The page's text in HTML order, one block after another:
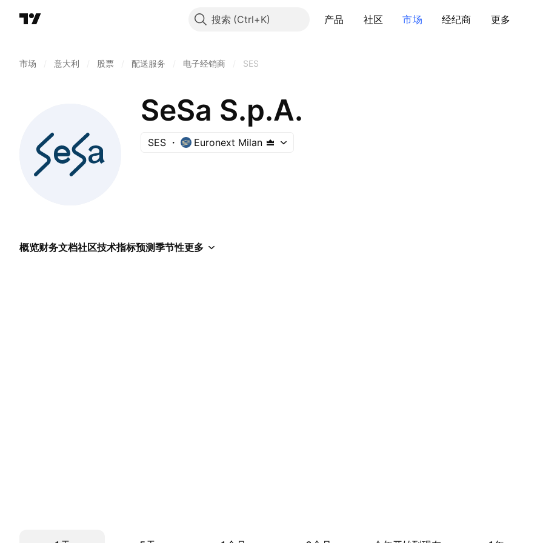
搜索 产品 社区 市场 经纪商 更多
市场 意大利 股票 配送服务 电子经销商 SES
SeSa S.p.A.
SES Euronext Milan
概览财务文档社区技术指标预测季节性更多